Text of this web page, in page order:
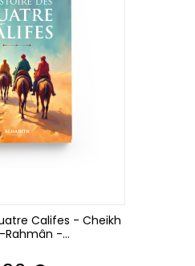
Califes - Cheikh
Rahmân -...